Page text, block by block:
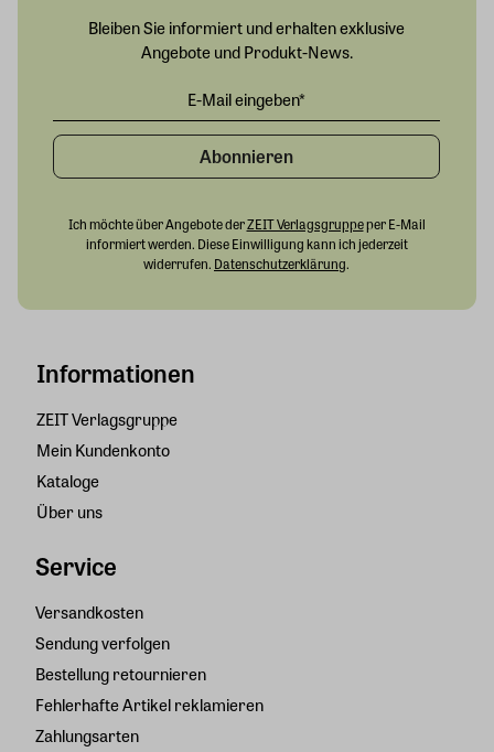
Informationen
ZEIT Verlagsgruppe
Mein Kundenkonto
Kataloge
Über uns
Service
Versandkosten
Sendung verfolgen
Bestellung retournieren
Fehlerhafte Artikel reklamieren
Zahlungsarten
Bleiben Sie informiert und erhalten exklusive
Angebote und Produkt-News.
Abonnieren
Ich möchte über Angebote derZEIT Verlagsgruppeper E-Mail
informiert werden. Diese Einwilligung kann ich jederzeit
widerrufen. Datenschutzerklärung.